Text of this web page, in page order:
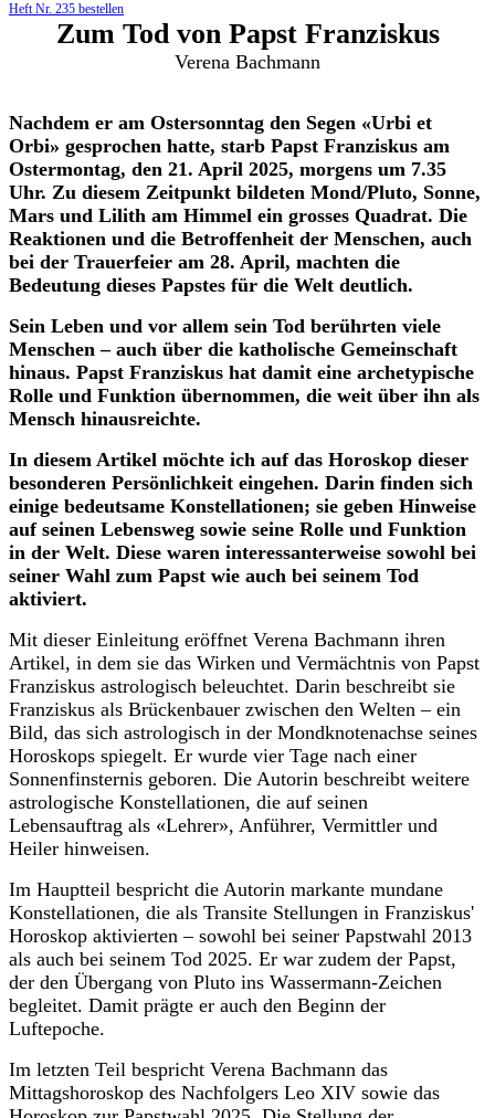
Heft Nr. 235 bestellen
Zum Tod von Papst Franziskus
Verena Bachmann
Nachdem er am Ostersonntag den Segen «Urbi et
Orbi» gesprochen hatte, starb Papst Franziskus am
Ostermontag, den 21. April 2025, morgens um 7.35
Uhr. Zu diesem Zeitpunkt bildeten Mond/Pluto, Sonne,
Mars und Lilith am Himmel ein grosses Quadrat. Die
Reaktionen und die Betroffenheit der Menschen, auch
bei der Trauerfeier am 28. April, machten die
Bedeutung dieses Papstes für die Welt deutlich.
Sein Leben und vor allem sein Tod berührten viele
Menschen – auch über die katholische Gemeinschaft
hinaus. Papst Franziskus hat damit eine archetypische
Rolle und Funktion übernommen, die weit über ihn als
Mensch hinausreichte.
In diesem Artikel möchte ich auf das Horoskop dieser
besonderen Persönlichkeit eingehen. Darin finden sich
einige bedeutsame Konstellationen; sie geben Hinweise
auf seinen Lebensweg sowie seine Rolle und Funktion
in der Welt. Diese waren interessanterweise sowohl bei
seiner Wahl zum Papst wie auch bei seinem Tod
aktiviert.
Mit dieser Einleitung eröffnet Verena Bachmann ihren
Artikel, in dem sie das Wirken und Vermächtnis von Papst
Franziskus astrologisch beleuchtet. Darin beschreibt sie
Franziskus als Brückenbauer zwischen den Welten – ein
Bild, das sich astrologisch in der Mondknotenachse seines
Horoskops spiegelt. Er wurde vier Tage nach einer
Sonnenfinsternis geboren. Die Autorin beschreibt weitere
astrologische Konstellationen, die auf seinen
Lebensauftrag als «Lehrer», Anführer, Vermittler und
Heiler hinweisen.
Im Hauptteil bespricht die Autorin markante mundane
Konstellationen, die als Transite Stellungen in Franziskus'
Horoskop aktivierten – sowohl bei seiner Papstwahl 2013
als auch bei seinem Tod 2025. Er war zudem der Papst,
der den Übergang von Pluto ins Wassermann-Zeichen
begleitet. Damit prägte er auch den Beginn der
Luftepoche.
Im letzten Teil bespricht Verena Bachmann das
Mittagshoroskop des Nachfolgers Leo XIV sowie das